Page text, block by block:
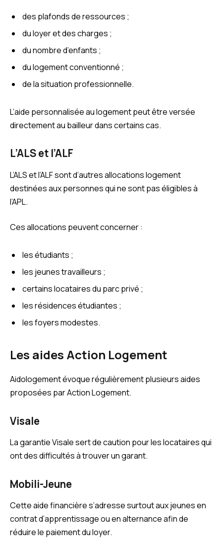
des plafonds de ressources ;
du loyer et des charges ;
du nombre d’enfants ;
du logement conventionné ;
de la situation professionnelle.
L’aide personnalisée au logement peut être versée
directement au bailleur dans certains cas.
L’ALS et l’ALF
L’ALS et l’ALF sont d’autres allocations logement
destinées aux personnes qui ne sont pas éligibles à
l’APL.
Ces allocations peuvent concerner :
les étudiants ;
les jeunes travailleurs ;
certains locataires du parc privé ;
les résidences étudiantes ;
les foyers modestes.
Les aides Action Logement
Aidologement évoque régulièrement plusieurs aides
proposées par Action Logement.
Visale
La garantie Visale sert de caution pour les locataires qui
ont des difficultés à trouver un garant.
Mobili-Jeune
Cette aide financière s’adresse surtout aux jeunes en
contrat d’apprentissage ou en alternance afin de
réduire le paiement du loyer.